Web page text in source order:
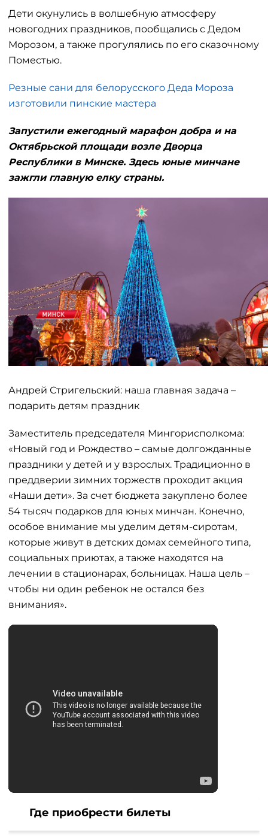
Дети окунулись в волшебную атмосферу
новогодних праздников, пообщались с Дедом
Морозом, а также прогулялись по его сказочному
Поместью.
Резные сани для белорусского Деда Мороза
изготовили пинские мастера
Запустили ежегодный марафон добра и на
Октябрьской площади возле Дворца
Республики в Минске. Здесь юные минчане
зажгли главную елку страны.
Андрей Стригельский: наша главная задача –
подарить детям праздник
Заместитель председателя Мингорисполкома:
«Новый год и Рождество – самые долгожданные
праздники у детей и у взрослых. Традиционно в
преддверии зимних торжеств проходит акция
«Наши дети». За счет бюджета закуплено более
54 тысяч подарков для юных минчан. Конечно,
особое внимание мы уделим детям-сиротам,
которые живут в детских домах семейного типа,
социальных приютах, а также находятся на
лечении в стационарах, больницах. Наша цель –
чтобы ни один ребенок не остался без
внимания».
Где приобрести билеты